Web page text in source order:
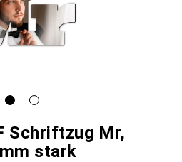
Schriftzug Mr,
stark